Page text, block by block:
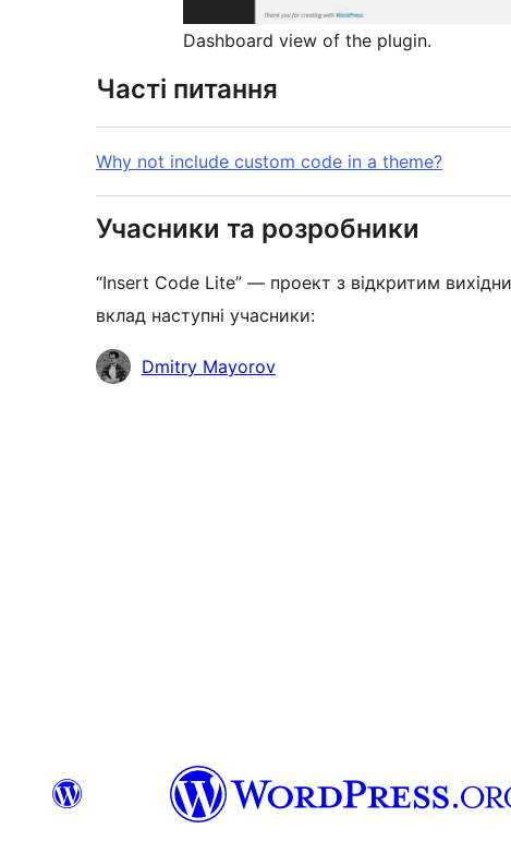
Dashboard view of the plugin.
Часті питання
Why not include custom code in a theme?
Учасники та розробники
“Insert Code Lite” — проект з відкритим
вклад наступні учасники:
УчасникиDmitry Mayorov